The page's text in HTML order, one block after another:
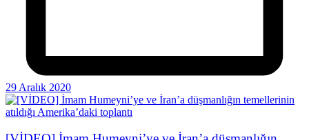
29 Aralık 2020